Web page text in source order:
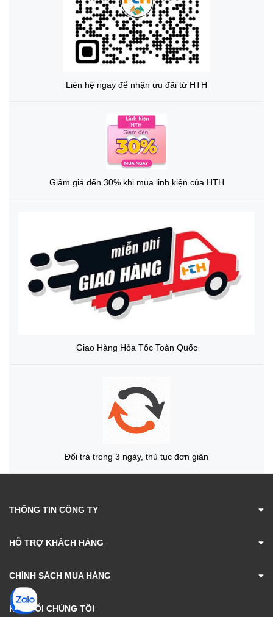
Liên hệ ngay để nhận ưu đãi từ HTH
Giảm giá đến 30% khi mua linh kiện của HTH
Giao Hàng Hỏa Tốc Toàn Quốc
Đổi trả trong 3 ngày, thủ tục đơn giản
THÔNG TIN CÔNG TY
HỖ TRỢ KHÁCH HÀNG
CHÍNH SÁCH MUA HÀNG
KẾT NỐI CHÚNG TÔI